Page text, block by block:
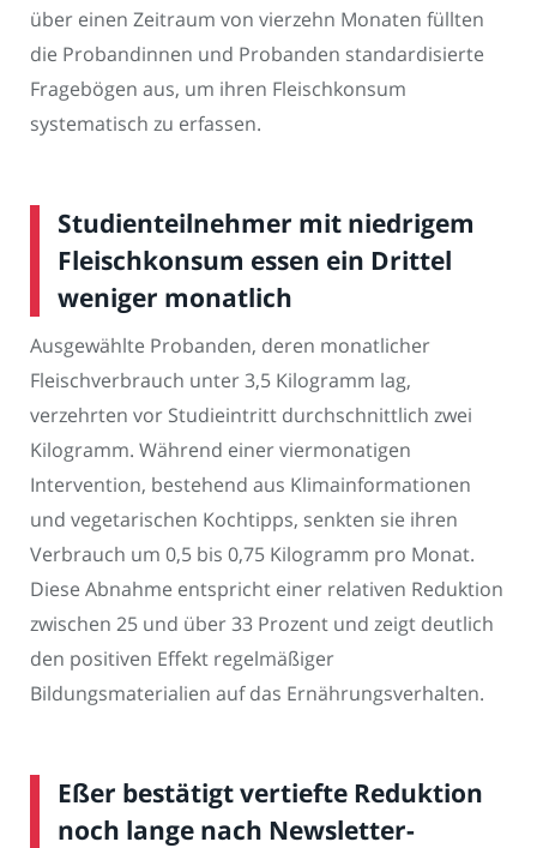
über einen Zeitraum von vierzehn Monaten füllten
die Probandinnen und Probanden standardisierte
Fragebögen aus, um ihren Fleischkonsum
systematisch zu erfassen.
Studienteilnehmer mit niedrigem
Fleischkonsum essen ein Drittel
weniger monatlich
Ausgewählte Probanden, deren monatlicher
Fleischverbrauch unter 3,5 Kilogramm lag,
verzehrten vor Studieintritt durchschnittlich zwei
Kilogramm. Während einer viermonatigen
Intervention, bestehend aus Klimainformationen
und vegetarischen Kochtipps, senkten sie ihren
Verbrauch um 0,5 bis 0,75 Kilogramm pro Monat.
Diese Abnahme entspricht einer relativen Reduktion
zwischen 25 und über 33 Prozent und zeigt deutlich
den positiven Effekt regelmäßiger
Bildungsmaterialien auf das Ernährungsverhalten.
Eßer bestätigt vertiefte Reduktion
noch lange nach Newsletter-